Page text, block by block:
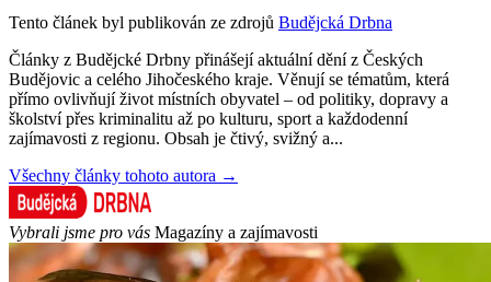
Tento článek byl publikován ze zdrojů Budějcká Drbna
Články z Budějcké Drbny přinášejí aktuální dění z Českých
Budějovic a celého Jihočeského kraje. Věnují se tématům, která
přímo ovlivňují život místních obyvatel – od politiky, dopravy a
školství přes kriminalitu až po kulturu, sport a každodenní
zajímavosti z regionu. Obsah je čtivý, svižný a...
Všechny články tohoto autora →
Vybrali jsme pro vás Magazíny a zajímavosti